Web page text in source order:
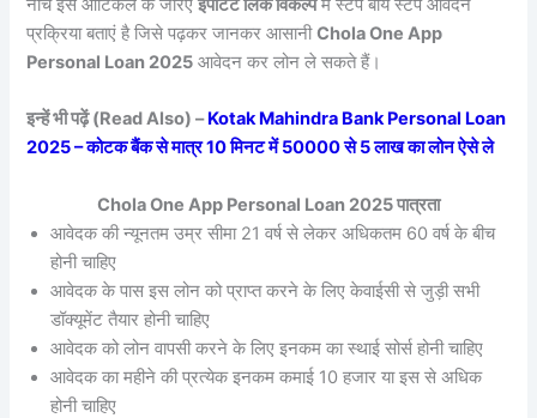
नीचे इस आर्टिकल के जरिएइंर्पोटेंट लिंक विकल्पमें स्टेप बाय स्टेप आवेदन
प्रक्रिया बताएं है जिसे पढ़कर जानकर आसानीChola One App
Personal Loan 2025 आवेदन कर लोन ले सकते हैं।
इन्हें भी पढ़ें (Read Also) –Kotak Mahindra Bank Personal Loan
2025 – कोटक बैंक से मात्र 10 मिनट में 50000 से 5 लाख का लोन ऐसे ले
Chola One App Personal Loan 2025 पात्रता
आवेदक की न्यूनतम उम्र सीमा 21 वर्ष से लेकर अधिकतम 60 वर्ष के बीच
होनी चाहिए
आवेदक के पास इस लोन को प्राप्त करने के लिए केवाईसी से जुड़ी सभी
डॉक्यूमेंट तैयार होनी चाहिए
आवेदक को लोन वापसी करने के लिए इनकम का स्थाई सोर्स होनी चाहिए
आवेदक का महीने की प्रत्येक इनकम कमाई 10 हजार या इस से अधिक
होनी चाहिए